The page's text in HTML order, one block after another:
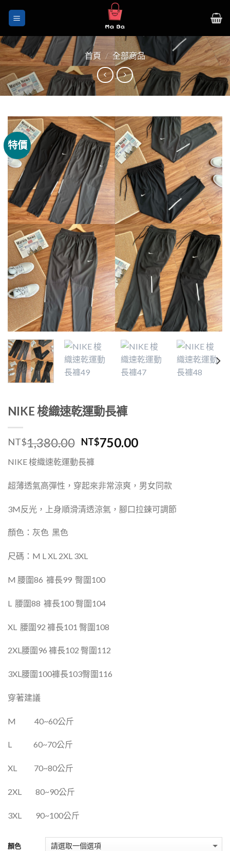
首頁 / 全部商品
特價
NIKE 梭織速乾運動長褲
NT$1,380.00 NT$750.00
NIKE梭織速乾運動長褲
超薄透氣高彈性，穿起來非常涼爽，男女同款
3M 反光，上身順滑清透涼氣，腳口拉鍊可調節
顏色：灰色 黑色
尺碼： M L XL 2XL 3XL
M 腰圍86 褲長99 臀圍100
L 腰圍88 褲長100 臀圍104
XL 腰圍92 褲長101 臀圍108
2XL腰圍96 褲長102 臀圍112
3XL腰圍100褲長103臀圍116
穿著建議
M 40~60公斤
L 60~70公斤
XL 70~80公斤
2XL 80~90公斤
3XL 90~100公斤
顏色